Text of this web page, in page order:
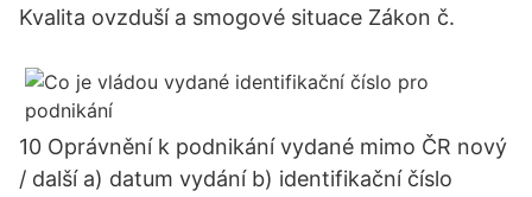
Kvalita ovzduší a smogové situace Zákon č.
10 Oprávnění k podnikání vydané mimo ČR nový
/ další a) datum vydání b) identifikační číslo